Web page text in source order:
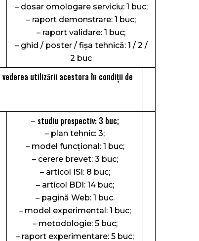
– dosar omologare serviciu: 1 buc;
– raport demonstrare: 1 buc;
– raport validare: 1 buc;
– ghid / poster / fişa tehnică: 1 / 2 /
2 buc
utilizării acestora în condiții de
– studiu prospectiv: 3 buc;
– plan tehnic: 3;
– model funcțional: 1 buc;
– cerere brevet: 3 buc;
– articol ISI: 8 buc;
– articol BDI: 14 buc;
– pagină Web: 1 buc.
– model experimental: 1 buc;
– metodologie: 5 buc;
– raport experimentare: 5 buc;